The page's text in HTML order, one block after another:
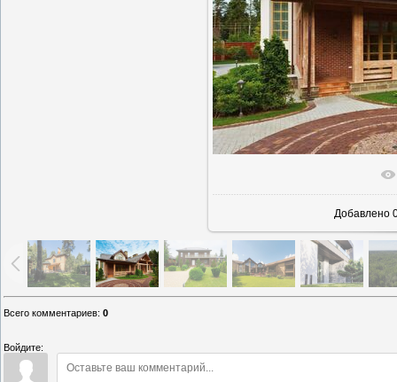
В
Добавлено
Всего комментариев: 0
Войдите: